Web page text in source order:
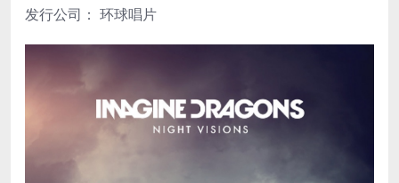
发行公司： 环球唱片